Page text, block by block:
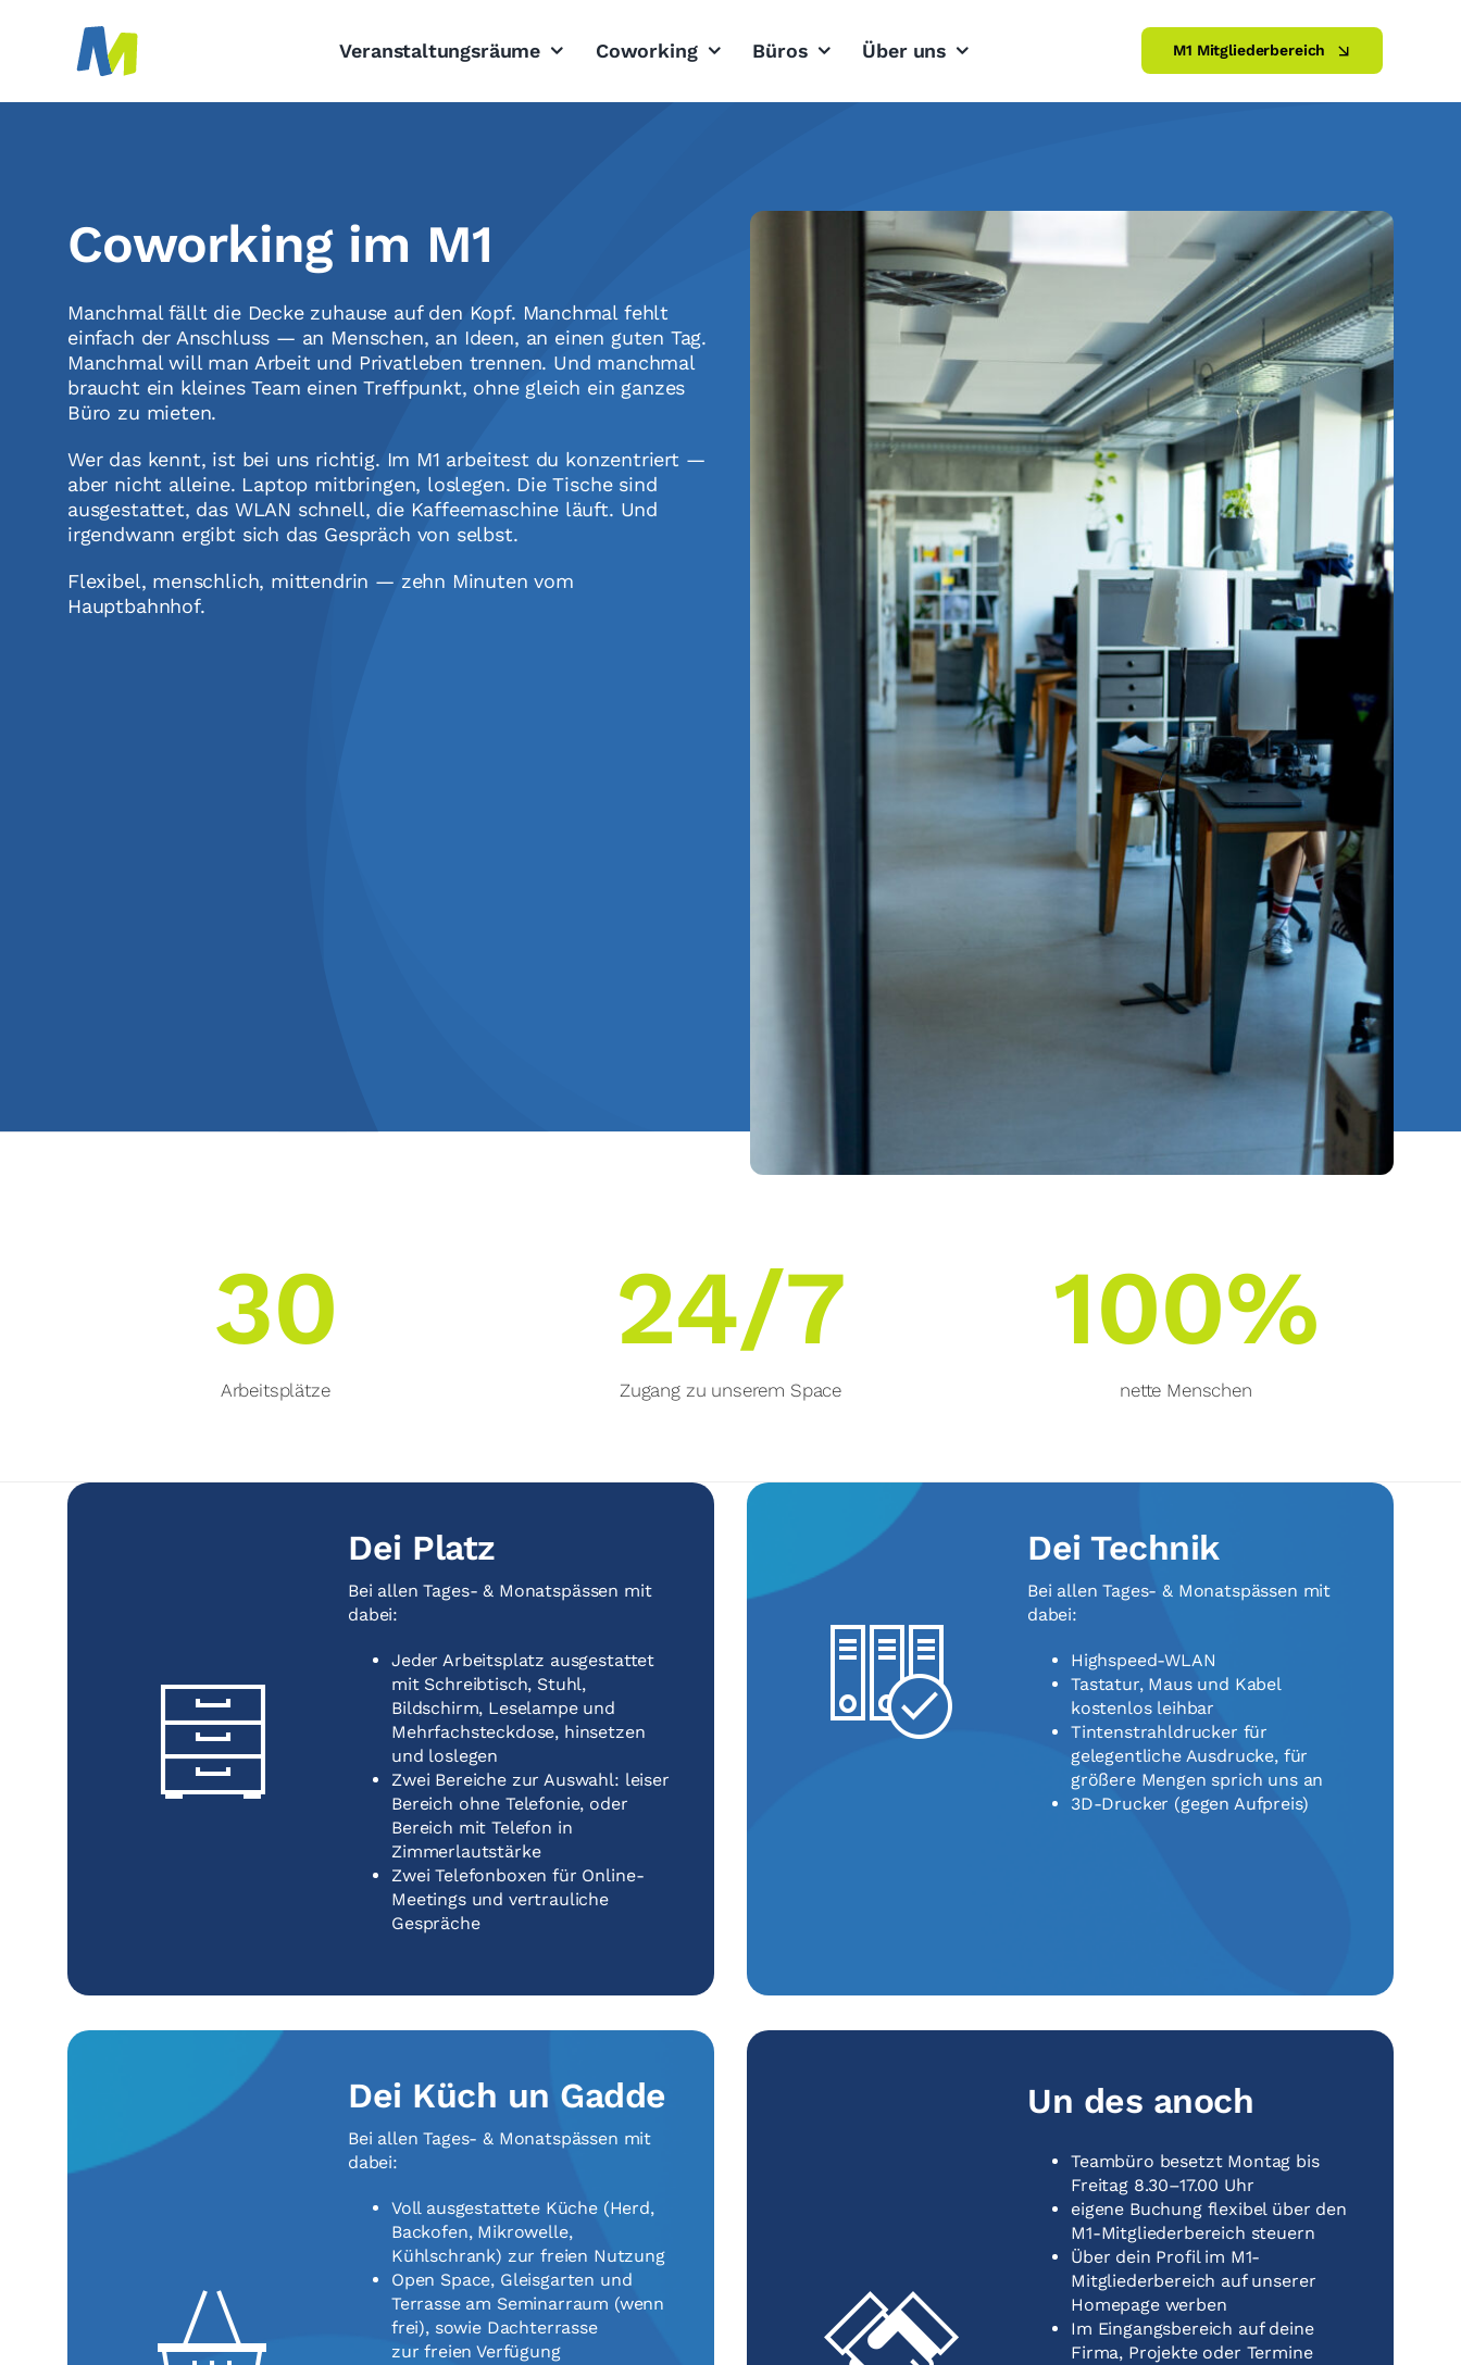
Veranstaltungsräume Coworking Büros Über uns M1 Mitgliederbereich
Coworking im M1
Manchmal fällt die Decke zuhause auf den Kopf. Manchmal fehlt
einfach der Anschluss — an Menschen, an Ideen, an einen guten Tag.
Manchmal will man Arbeit und Privatleben trennen. Und manchmal
braucht ein kleines Team einen Treffpunkt, ohne gleich ein ganzes
Büro zu mieten.
Wer das kennt, ist bei uns richtig. Im M1 arbeitest du konzentriert —
aber nicht alleine. Laptop mitbringen, loslegen. Die Tische sind
ausgestattet, das WLAN schnell, die Kaffeemaschine läuft. Und
irgendwann ergibt sich das Gespräch von selbst.
Flexibel, menschlich, mittendrin — zehn Minuten vom
Hauptbahnhof.
30
Arbeitsplätze
24/7
Zugang zu unserem Space
100%
nette Menschen
Dei Platz
Bei allen Tages- & Monatspässen mit
dabei:
Jeder Arbeitsplatz ausgestattet
mit Schreibtisch, Stuhl,
Bildschirm, Leselampe und
Mehrfachsteckdose, hinsetzen
und loslegen
Zwei Bereiche zur Auswahl: leiser
Bereich ohne Telefonie, oder
Bereich mit Telefon in
Zimmerlautstärke
Zwei Telefonboxen für Online-
Meetings und vertrauliche
Gespräche
Dei Technik
Bei allen Tages- & Monatspässen mit
dabei:
Highspeed-WLAN
Tastatur, Maus und Kabel
kostenlos leihbar
Tintenstrahldrucker für
gelegentliche Ausdrucke, für
größere Mengen sprich uns an
3D-Drucker (gegen Aufpreis)
Dei Küch un Gadde
Bei allen Tages- & Monatspässen mit
dabei:
Voll ausgestattete Küche (Herd,
Backofen, Mikrowelle,
Kühlschrank) zur freien Nutzung
Open Space, Gleisgarten und
Terrasse am Seminarraum (wenn
frei), sowie Dachterrasse
zur freien Verfügung
Un des anoch
Teambüro besetzt Montag bis
Freitag 8.30–17.00 Uhr
eigene Buchung flexibel über den
M1-Mitgliederbereich steuern
Über dein Profil im M1-
Mitgliederbereich auf unserer
Homepage werben
Im Eingangsbereich auf deine
Firma, Projekte oder Termine